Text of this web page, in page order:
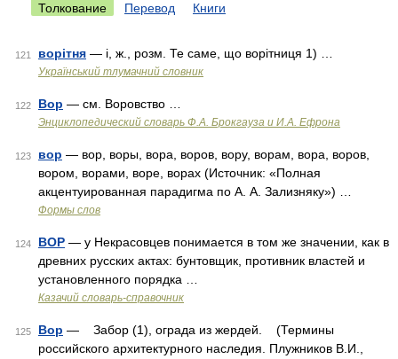
Толкование Перевод Книги
121 ворітня — і, ж., розм. Те саме, що ворітниця 1) …
Український тлумачний словник
122 Вор — см. Воровство …
Энциклопедический словарь Ф.А. Брокгауза и И.А. Ефрона
123 вор — вор, воры, вора, воров, вору, ворам, вора, воров,
вором, ворами, воре, ворах (Источник: «Полная
акцентуированная парадигма по А. А. Зализняку») …
Формы слов
124 ВОР — у Некрасовцев понимается в том же значении, как в
древних русских актах: бунтовщик, противник властей и
уста­новленного порядка …
Казачий словарь-справочник
125 Вор — Забор (1), ограда из жердей. (Термины
российского архитектурного наследия. Плужников В.И.,